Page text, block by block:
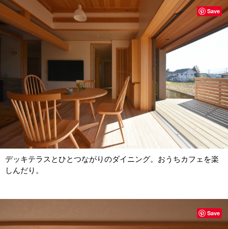
デッキテラスとひとつながりのダイニング。おうちカフェを楽
しんだり。
Save
Save